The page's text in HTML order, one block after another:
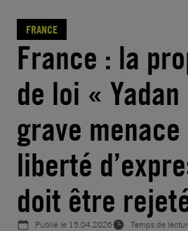
FRANCE
France : la
de loi «
grave
liberté
doit être
Publié le 15.04.2026
Temps de